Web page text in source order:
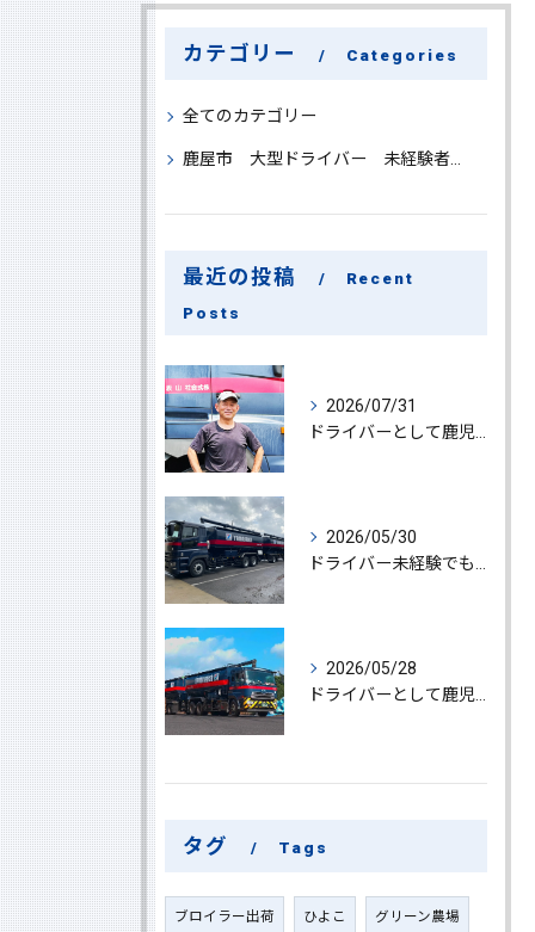
カテゴリー Categories
全てのカテゴリー
鹿屋市 大型ドライバー 未経験者 大募集
最近の投稿
Recent
Posts
2026/07/31
2026/05/30
2026/05/28
タグ Tags
ブロイラー出荷 ひよこ グリーン農場